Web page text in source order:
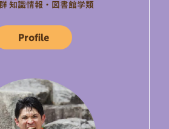
知識情報・図書館学類
Profile